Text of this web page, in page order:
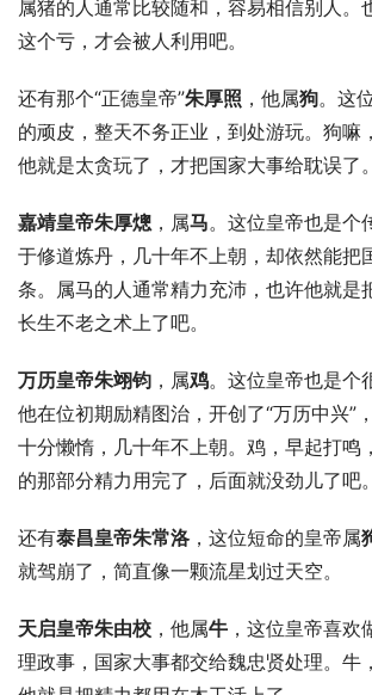
属猪的人通常比较随和，容易相信别人。
这个亏，才会被人利用吧。
还有那个“正德皇帝”朱厚照 ，他属狗。这
的顽皮，整天不务正业，到处游玩。狗嘛
他就是太贪玩了，才把国家大事给耽误了。
嘉靖皇帝朱厚熜 ，属马。这位皇帝也是个
于修道炼丹，几十年不上朝，却依然能把
条。属马的人通常精力充沛，也许他就是
长生不老之术上了吧。
万历皇帝朱翊钧 ，属鸡。这位皇帝也是个
他在位初期励精图治，开创了“万历中兴”
十分懒惰，几十年不上朝。鸡，早起打鸣
的那部分精力用完了，后面就没劲儿了吧。
还有泰昌皇帝朱常洛 ，这位短命的皇帝属
就驾崩了，简直像一颗流星划过天空。
天启皇帝朱由校 ，他属牛 ，这位皇帝喜欢
理政事，国家大事都交给魏忠贤处理。牛